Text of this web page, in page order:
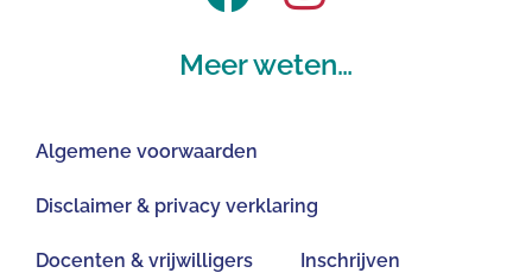
Meer weten…
Algemene voorwaarden
Disclaimer & privacy verklaring
Docenten & vrijwilligers Inschrijven